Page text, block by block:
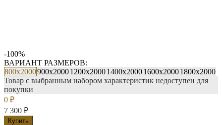
-100%
ВАРИАНТ РАЗМЕРОВ:
800х2000900х20001200х20001400х20001600х20001800х2000
Товар с выбранным набором характеристик недоступен для
покупки
0 ₽
7 300 ₽
Купить